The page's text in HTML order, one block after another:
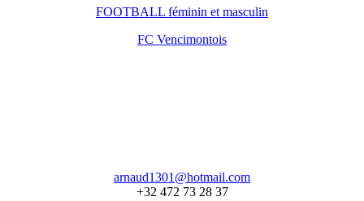
FOOTBALL féminin et masculin
FC Vencimontois
arnaud1301@hotmail.com
+32 472 73 28 37